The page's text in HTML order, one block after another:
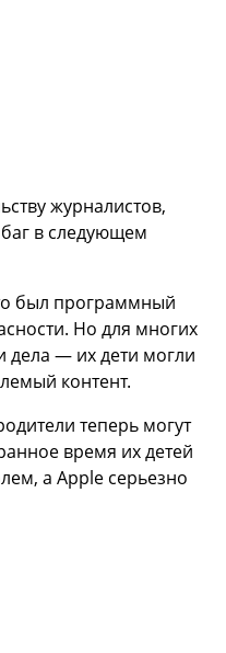
журналистов,
в следующем
был программный
Но для многих
дела — их дети могли
контент.
теперь могут
время их детей
а Apple серьезно